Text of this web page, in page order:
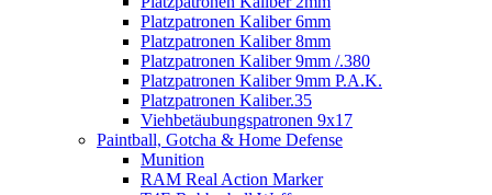
Platzpatronen Kaliber 6mm
Platzpatronen Kaliber 8mm
Platzpatronen Kaliber 9mm /.380
Platzpatronen Kaliber 9mm P.A.K.
Platzpatronen Kaliber.35
Viehbetäubungspatronen 9x17
Paintball, Gotcha & Home Defense
Munition
RAM Real Action Marker